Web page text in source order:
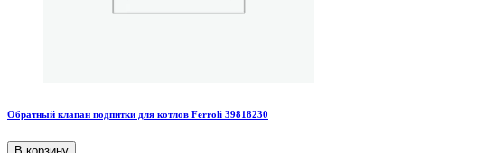
Обратный клапан подпитки для котлов Ferroli 39818230